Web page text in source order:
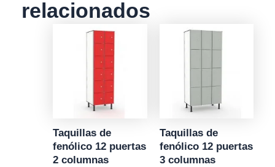
relacionados
Taquillas de
fenólico 12 puertas
2 columnas
Taquillas de
fenólico 12 puertas
3 columnas